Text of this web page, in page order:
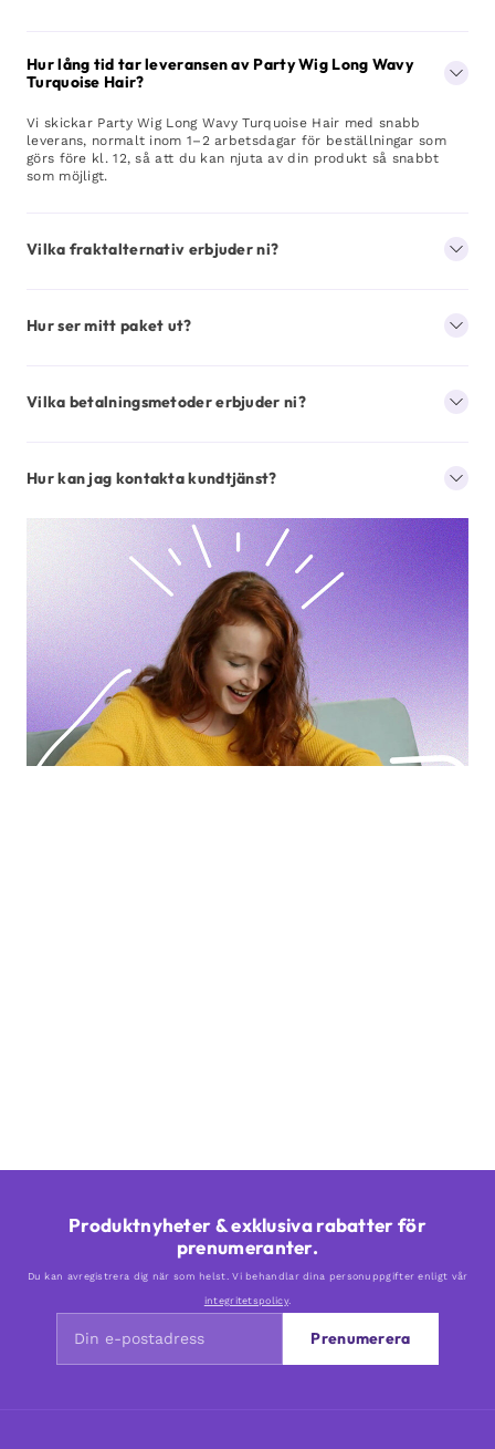
Hur lång tid tar leveransen av Party Wig Long Wavy
Turquoise Hair?
Vi skickar Party Wig Long Wavy Turquoise Hair med snabb
leverans, normalt inom 1–2 arbetsdagar för beställningar som
görs före kl. 12, så att du kan njuta av din produkt så snabbt
som möjligt.
Vilka fraktalternativ erbjuder ni?
Hur ser mitt paket ut?
Vilka betalningsmetoder erbjuder ni?
Hur kan jag kontakta kundtjänst?
Produktnyheter & exklusiva rabatter för
prenumeranter.
Du kan avregistrera dig när som helst. Vi behandlar dina personuppgifter enligt vår
integritetspolicy.
Prenumerera